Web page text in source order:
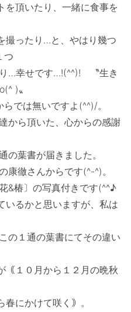
を頂いたり、一緒に食事を
撮ったり…と、やはり幾つ
つ
…幸せです…!(^^)!　〝生き
)〟
では無いですよ(^^)/。
から頂いた、心からの感謝
の葉書が届きました。
康徹さんからです(^-^)。
&椿〕の写真付きです(^^♪
るかと思いますが、私は
の１通の葉書にてその違い
｟１０月から１２月の晩秋
にかけて咲く｠。